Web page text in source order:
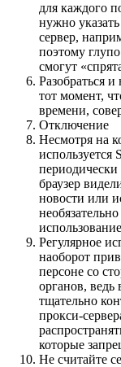
для каждого
нужно
сервер,
поэтому
смогут
Разобраться
тот момент,
времени,
Отключение
Несмотря на
используется
периодически
браузер
новости или
Регулярное
наоборот
персоне со
органов,
тщательно
прокси-
которые
Не считайте